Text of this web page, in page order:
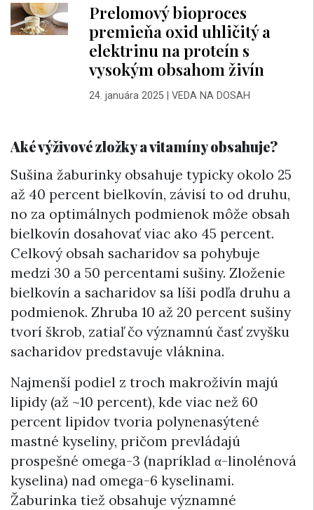
Prelomový bioproces
premieňa oxid uhličitý a
elektrinu na proteín s
vysokým obsahom živín
24. januára 2025| VEDA NA DOSAH
Aké výživové zložky a vitamíny obsahuje?
Sušina žaburinky obsahuje typicky okolo 25
až 40 percent bielkovín​, závisí to od druhu,
no za optimálnych podmienok môže obsah
bielkovín dosahovať viac ako 45 percent.
Celkový obsah sacharidov sa pohybuje
medzi 30 a 50 percentami sušiny​. Zloženie
bielkovín a sacharidov sa líši podľa druhu a
podmienok. Zhruba 10 až 20 percent sušiny
tvorí škrob​, zatiaľ čo významnú časť zvyšku
sacharidov predstavuje vláknina.
Najmenší podiel z troch makroživín majú
lipidy (až ~10 percent), kde viac než 60
percent lipidov tvoria polynenasýtené
mastné kyseliny, pričom prevládajú
prospešné omega-3 (napríklad α-linolénová
kyselina) nad omega-6 kyselinami.
Žaburinka tiež obsahuje významné